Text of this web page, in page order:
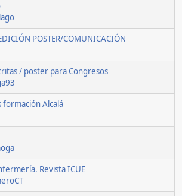
POSTER/COMUNICACIÓN
/ poster para Congresos
Alcalá
Revista ICUE